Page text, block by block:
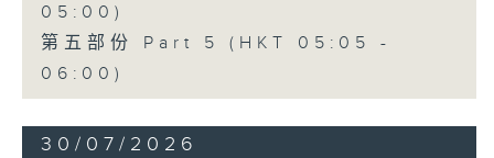
05:00)
第五部份 Part 5 (HKT 05:05 -
06:00)
30/07/2026